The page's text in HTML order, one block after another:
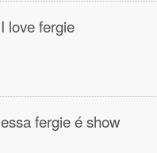
I love fergie
essa fergie é show